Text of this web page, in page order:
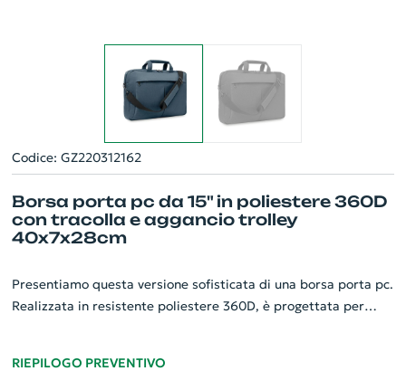
Codice: GZ220312162
Borsa porta pc da 15" in poliestere 360D
con tracolla e aggancio trolley
40x7x28cm
Presentiamo questa versione sofisticata di una borsa porta pc.
Realizzata in resistente poliestere 360D, è progettata per
RIEPILOGO PREVENTIVO